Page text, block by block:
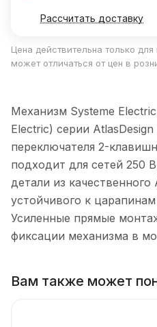
Рассчитать доставку
Цена действительна только
может отличаться от цен в
Механизм Systeme
Electric) серии
переключателя 2-
подходит для сетей 250
детали из качественного
устойчивого к
Усиленные прямые
фиксации механизма в
Вам также может